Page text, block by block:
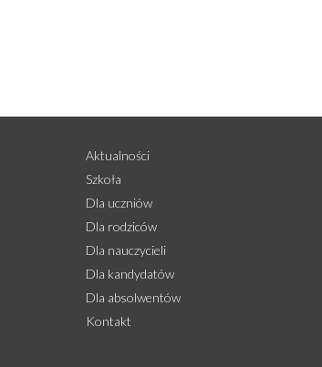
Aktualności
Szkoła
Dla uczniów
Dla rodziców
Dla nauczycieli
Dla kandydatów
Dla absolwentów
Kontakt